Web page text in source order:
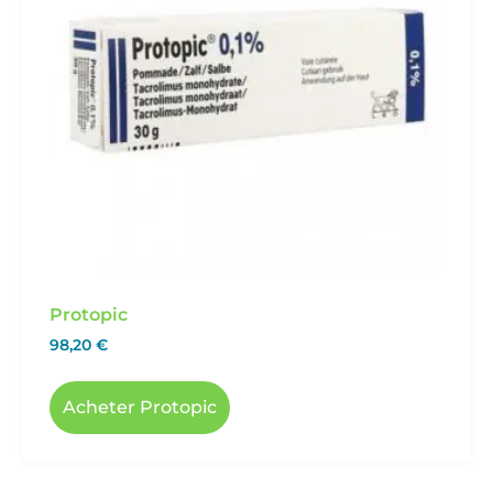
Protopic
98,20 €
Acheter Protopic